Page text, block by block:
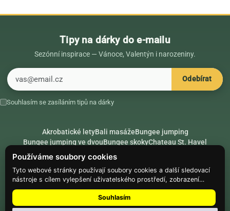
Používáme soubory cookies
Tyto webové stránky používají soubory cookies a další sledovací
nástroje s cílem vylepšení uživatelského prostředí, zobrazení
přizpůsobeného obsahu a reklam, analýzy návštěvnosti webových
stránek a zjištění zdroje návštěvnosti.
Souhlasím
Tipy na dárky do e-mailu
Sezónní inspirace — Vánoce, Valentýn i narozeniny.
Odebírat
Souhlasím se zasíláním tipů na dárky
Akrobatické letyBali masážeBungee jumping
Bungee jumping ve dvouBungee skokyChateau St. Havel
Dárek k 18. narozeninám
Dárek k 40. narozeninám
RádceSecret SantaSložte se na dárek
PARTNEŘIHike.placeClimbing.place